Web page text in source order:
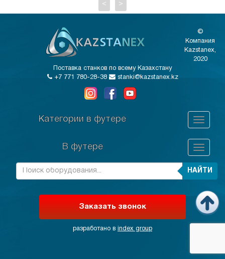
< >
©
Компания
Kazstanex,
2020
Поставка станков по всему Казахстану
+7 771 780-28-38
stanki@kazstanex.kz
Категории в футере
В футере
НАЙТИ
Заказать звонок
разработано в index group